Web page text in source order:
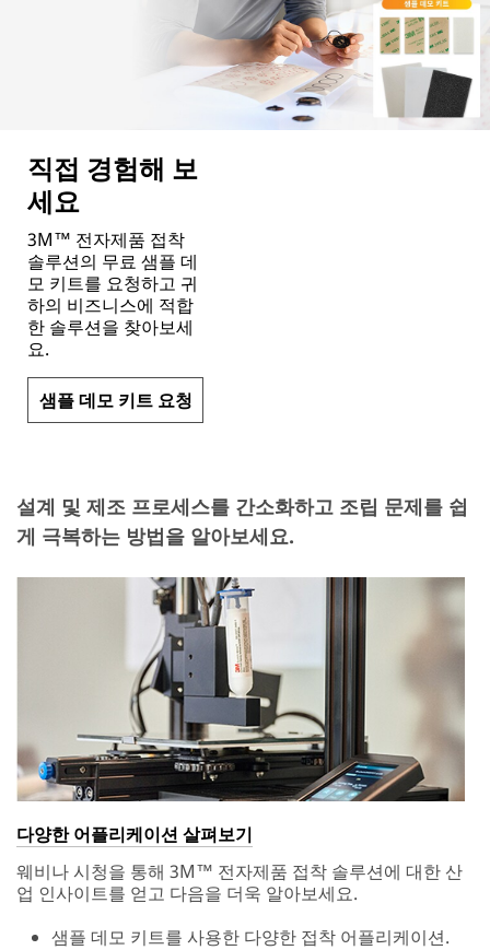
직접 경험해 보
세요
3M™ 전자제품 접착
솔루션의 무료 샘플 데
모 키트를 요청하고 귀
하의 비즈니스에 적합
한 솔루션을 찾아보세
요.
샘플 데모 키트 요청
설계 및 제조 프로세스를 간소화하고 조립 문제를 쉽
게 극복하는 방법을 알아보세요.
다양한 어플리케이션 살펴보기
웨비나 시청을 통해 3M™ 전자제품 접착 솔루션에 대한 산
업 인사이트를 얻고 다음을 더욱 알아보세요.
샘플 데모 키트를 사용한 다양한 접착 어플리케이션.